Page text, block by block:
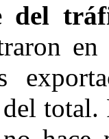
del
total.